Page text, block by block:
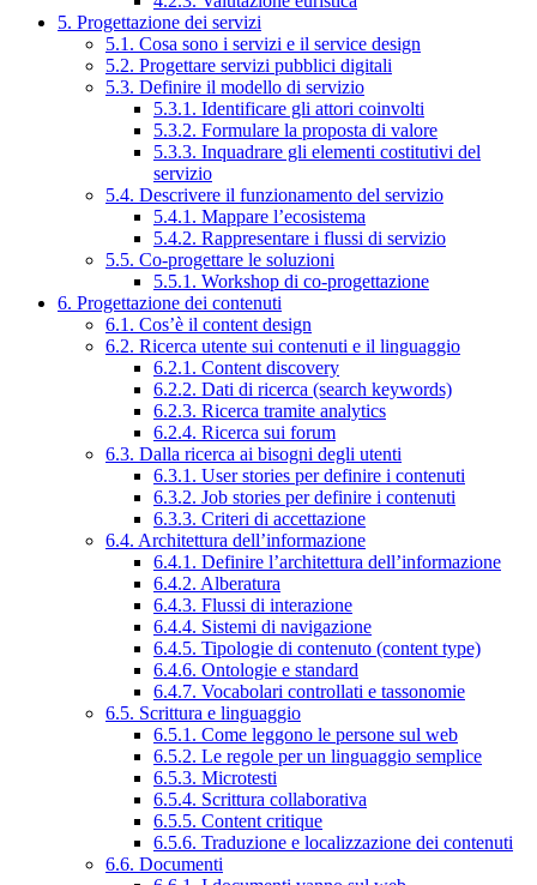
5. Progettazione dei servizi
5.1. Cosa sono i servizi e il service design
5.2. Progettare servizi pubblici digitali
5.3. Definire il modello di servizio
5.3.1. Identificare gli attori coinvolti
5.3.2. Formulare la proposta di valore
5.3.3. Inquadrare gli elementi costitutivi del
servizio
5.4. Descrivere il funzionamento del servizio
5.4.1. Mappare l’ecosistema
5.4.2. Rappresentare i flussi di servizio
5.5. Co-progettare le soluzioni
5.5.1. Workshop di co-progettazione
6. Progettazione dei contenuti
6.1. Cos’è il content design
6.2. Ricerca utente sui contenuti e il linguaggio
6.2.1. Content discovery
6.2.2. Dati di ricerca (search keywords)
6.2.3. Ricerca tramite analytics
6.2.4. Ricerca sui forum
6.3. Dalla ricerca ai bisogni degli utenti
6.3.1. User stories per definire i contenuti
6.3.2. Job stories per definire i contenuti
6.3.3. Criteri di accettazione
6.4. Architettura dell’informazione
6.4.1. Definire l’architettura dell’informazione
6.4.2. Alberatura
6.4.3. Flussi di interazione
6.4.4. Sistemi di navigazione
6.4.5. Tipologie di contenuto (content type)
6.4.6. Ontologie e standard
6.4.7. Vocabolari controllati e tassonomie
6.5. Scrittura e linguaggio
6.5.1. Come leggono le persone sul web
6.5.2. Le regole per un linguaggio semplice
6.5.3. Microtesti
6.5.4. Scrittura collaborativa
6.5.5. Content critique
6.5.6. Traduzione e localizzazione dei contenuti
6.6. Documenti